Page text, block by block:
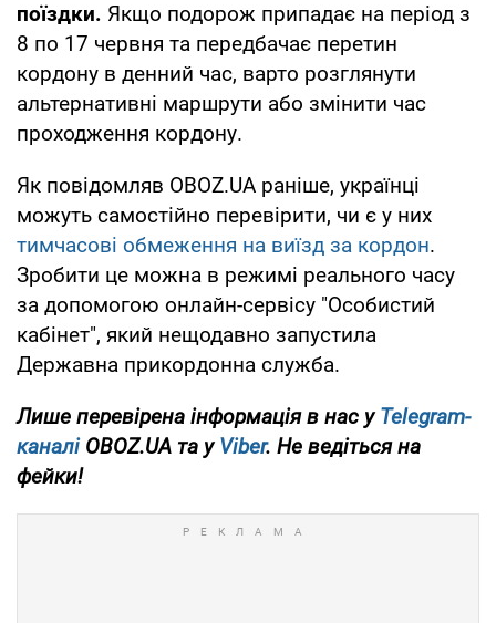
поїздки. Якщо подорож припадає на період з
8 по 17 червня та передбачає перетин
кордону в денний час, варто розглянути
альтернативні маршрути або змінити час
проходження кордону.
Як повідомляв OBOZ.UA раніше, українці
можуть самостійно перевірити, чи є у них
тимчасові обмеження на виїзд за кордон.
Зробити це можна в режимі реального часу
за допомогою онлайн-сервісу "Особистий
кабінет", який нещодавно запустила
Державна прикордонна служба.
Лише перевірена інформація в нас уTelegram-
каналіOBOZ.UA та уViber. Не ведіться на
фейки!